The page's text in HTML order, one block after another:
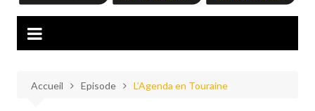
Accueil Episode L’Agenda en Touraine